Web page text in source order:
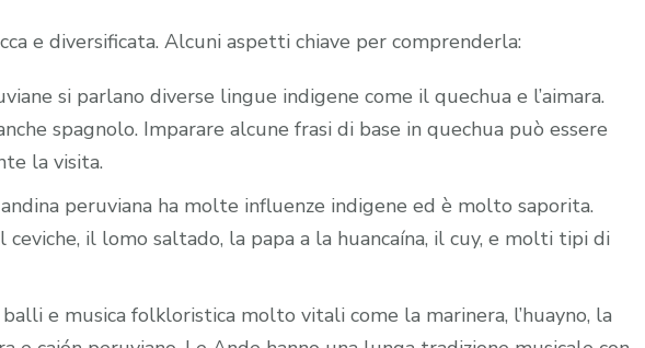
andina
e diversificata. Alcuni aspetti chiave per comprenderla:
si parlano diverse lingue indigene come il quechua e l’aimara.
spagnolo. Imparare alcune frasi di base in quechua può essere
la visita.
andina peruviana ha molte influenze indigene ed è molto saporita.
il lomo saltado, la papa a la huancaína, il cuy, e molti tipi di
balli e musica folkloristica molto vitali come la marinera, l’huayno, la